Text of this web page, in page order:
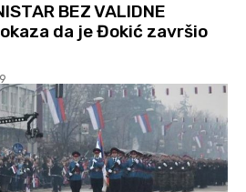
BEZ VALIDNE
da je Đokić završio